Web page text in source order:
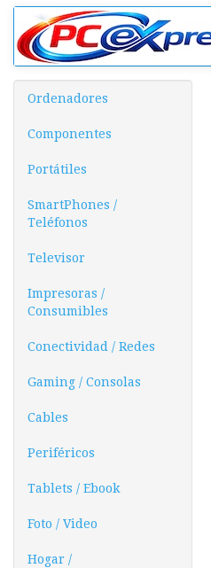
Ordenadores
Componentes
Portátiles
SmartPhones /
Teléfonos
Televisor
Impresoras /
Consumibles
Conectividad / Redes
Gaming / Consolas
Cables
Periféricos
Tablets / Ebook
Foto / Video
Hogar /